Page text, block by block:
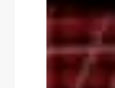
Реклама.